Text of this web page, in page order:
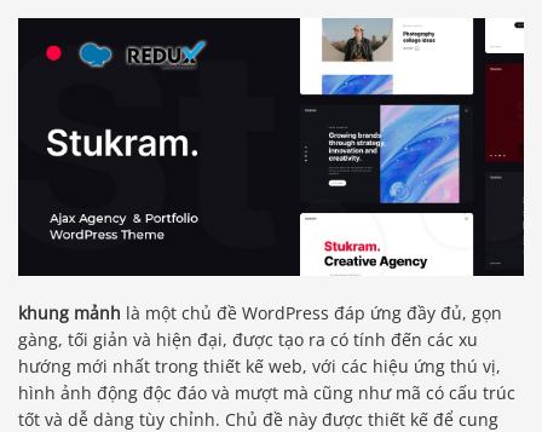
khung mảnh là một chủ đề WordPress đáp ứng đầy đủ, gọn
gàng, tối giản và hiện đại, được tạo ra có tính đến các xu
hướng mới nhất trong thiết kế web, với các hiệu ứng thú vị,
hình ảnh động độc đáo và mượt mà cũng như mã có cấu trúc
tốt và dễ dàng tùy chỉnh. Chủ đề này được thiết kế để cung